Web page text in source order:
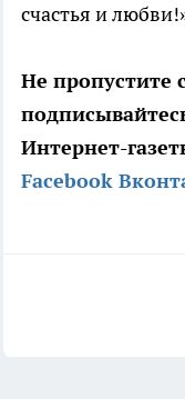
счастья и
Не пропустите
Интернет-
Facebook